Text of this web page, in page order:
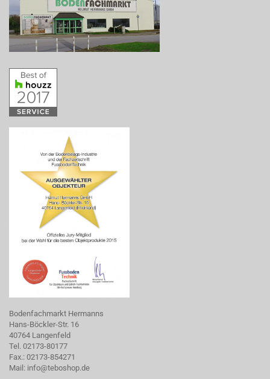
Bodenfachmarkt Hermanns
Hans-Böckler-Str. 16
40764 Langenfeld
Tel. 02173-80177
Fax.: 02173-854271
Mail: info@teboshop.de